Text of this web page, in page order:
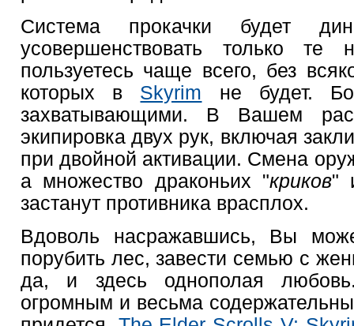
Система прокачки будет
усовершенствовать только
пользуетесь чаще всего, без
которых в Skyrim не будет.
захватывающими. В Вашем
экипировка двух рук, включая
при двойной активации. Смена
а множество драконьих "криков"
застанут противника врасплох.
Вдоволь насражавшись, Вы
порубить лес, завести семью с
да, и здесь однополая
огромным и весьма